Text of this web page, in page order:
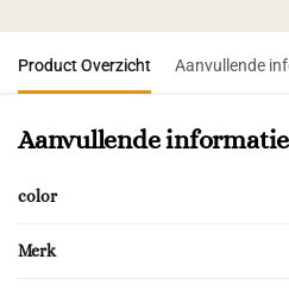
Product Overzicht Aanvullende
Aanvullende informatie
color
Merk